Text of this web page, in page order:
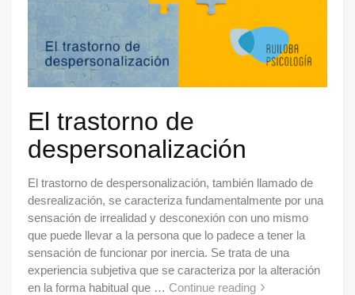
El trastorno de
despersonalización
El trastorno de despersonalización, también llamado de
desrealización, se caracteriza fundamentalmente por una
sensación de irrealidad y desconexión con uno mismo
que puede llevar a la persona que lo padece a tener la
sensación de funcionar por inercia. Se trata de una
experiencia subjetiva que se caracteriza por la alteración
en la forma habitual que … Continue reading